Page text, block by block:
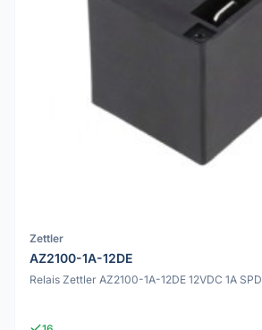
Zettler
AZ2100-1A-12DE
Relais Zettler AZ2100-1A-12DE 12VDC 1A